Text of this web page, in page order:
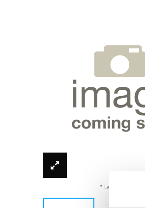
* La photo du